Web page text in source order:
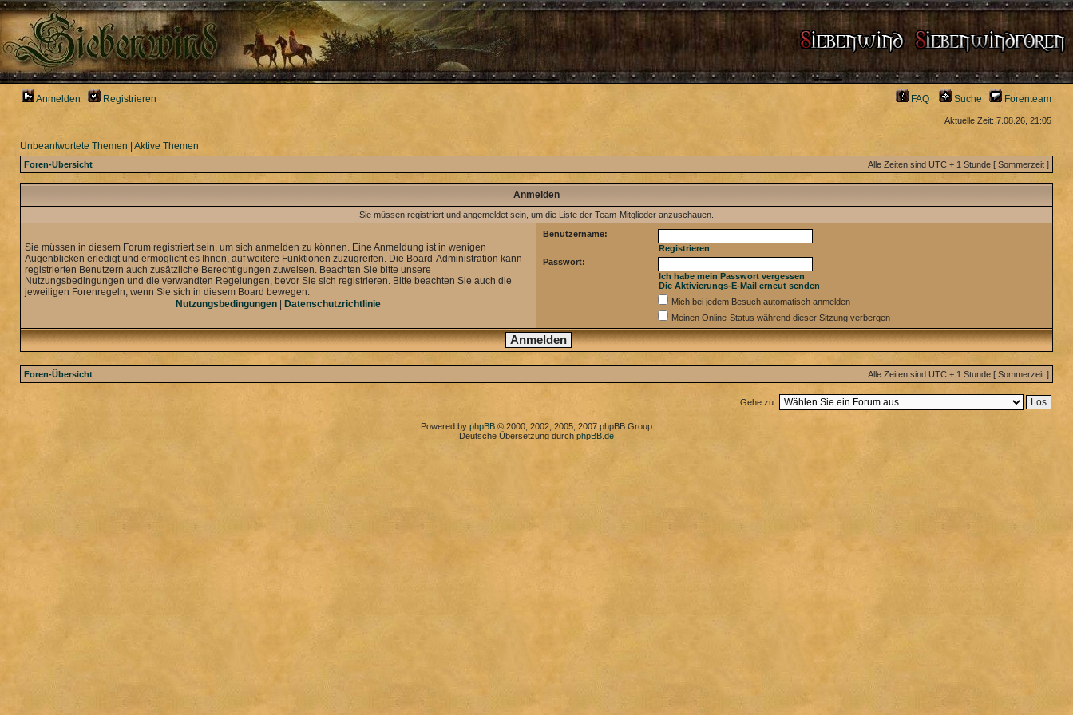
Anmelden Registrieren FAQ Suche Forenteam
Aktuelle Zeit: 7.08.26, 21:05
Unbeantwortete Themen Aktive Themen
Foren-Übersicht Alle Zeiten sind UTC + 1 Stunde [ Sommerzeit ]
Anmelden
Sie müssen registriert und angemeldet sein, um die Liste der Team-Mitglieder anzuschauen.
Sie müssen in diesem Forum registriert sein, um sich anmelden zu können. Eine Anmeldung ist in wenigen
Augenblicken erledigt und ermöglicht es Ihnen, auf weitere Funktionen zuzugreifen. Die Board-Administration kann
registrierten Benutzern auch zusätzliche Berechtigungen zuweisen. Beachten Sie bitte unsere
Nutzungsbedingungen und die verwandten Regelungen, bevor Sie sich registrieren. Bitte beachten Sie auch die
jeweiligen Forenregeln, wenn Sie sich in diesem Board bewegen.
Nutzungsbedingungen
Datenschutzrichtlinie
Benutzername:
Registrieren
Passwort:
Ich habe mein Passwort vergessen
Die Aktivierungs-E-Mail erneut senden
Mich bei jedem Besuch automatisch anmelden
Meinen Online-Status während dieser Sitzung verbergen
Foren-Übersicht Alle Zeiten sind UTC + 1 Stunde [ Sommerzeit ]
Gehe zu:
Powered by phpBB © 2000, 2002, 2005, 2007 phpBB Group
Deutsche Übersetzung durch phpBB.de